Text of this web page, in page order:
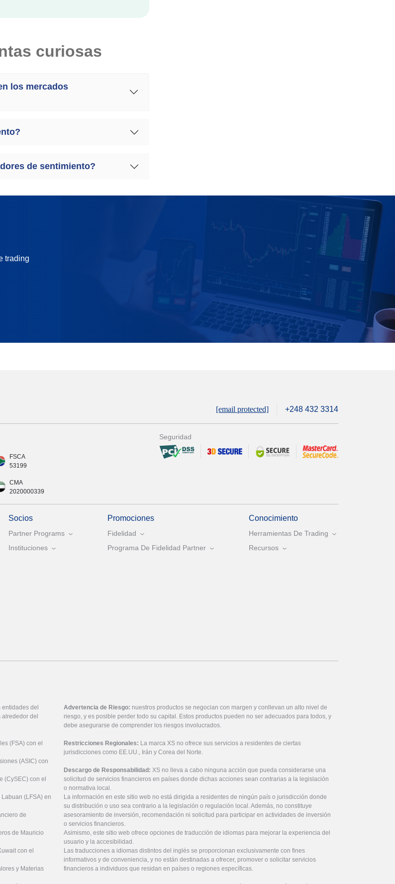
curiosas
los mercados
de sentimiento?
trading
[email protected] +248 432 3314
FSCA
53199
CMA
2020000339
Seguridad
Socios
Partner Programs
Instituciones
Promociones
Fidelidad
Programa De Fidelidad Partner
Conocimiento
Herramientas De Trading
Recursos
del
del
(FSA) con el
(ASIC) con
(CySEC) con el
(LFSA) en
de
de Mauricio
con el
y Materias
Advertencia de Riesgo: nuestros productos se negocian con margen y conllevan un alto nivel de
riesgo, y es posible perder todo su capital. Estos productos pueden no ser adecuados para todos, y
debe asegurarse de comprender los riesgos involucrados.
Restricciones Regionales: La marca XS no ofrece sus servicios a residentes de ciertas
jurisdicciones como EE.UU., Irán y Corea del Norte.
Descargo de Responsabilidad: XS no lleva a cabo ninguna acción que pueda considerarse una
solicitud de servicios financieros en países donde dichas acciones sean contrarias a la legislación
o normativa local.
La información en este sitio web no está dirigida a residentes de ningún país o jurisdicción donde
su distribución o uso sea contrario a la legislación o regulación local. Además, no constituye
asesoramiento de inversión, recomendación ni solicitud para participar en actividades de inversión
o servicios financieros.
Asimismo, este sitio web ofrece opciones de traducción de idiomas para mejorar la experiencia del
usuario y la accesibilidad.
Las traducciones a idiomas distintos del inglés se proporcionan exclusivamente con fines
informativos y de conveniencia, y no están destinadas a ofrecer, promover o solicitar servicios
financieros a individuos que residan en países o regiones específicas.